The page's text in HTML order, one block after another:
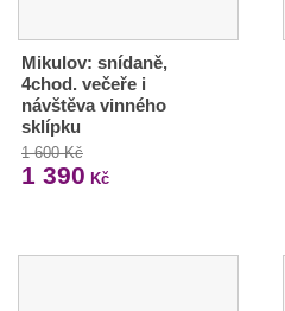
Mikulov: snídaně,
4chod. večeře i
návštěva vinného
sklípku
1 600 Kč
1 390 Kč